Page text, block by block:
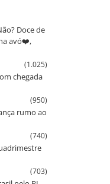
Doce de
avó❤️,
(1.025)
chegada
(950)
rumo ao
(740)
(703)